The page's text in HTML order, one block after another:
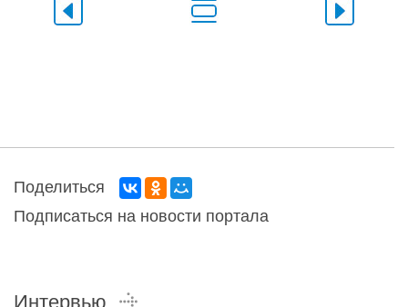
Поделиться
Подписаться на новости портала
Интервью